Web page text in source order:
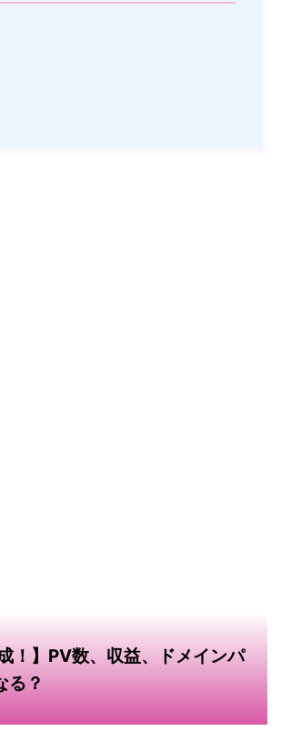
！】PV数、収益、ドメインパ
る？